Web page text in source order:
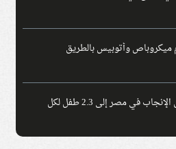
ميكروباص وأتوبيس بالطريق
وزير الصحة: انخفاض معدل الإنجاب في مصر إلى 2.3 طفل لكل